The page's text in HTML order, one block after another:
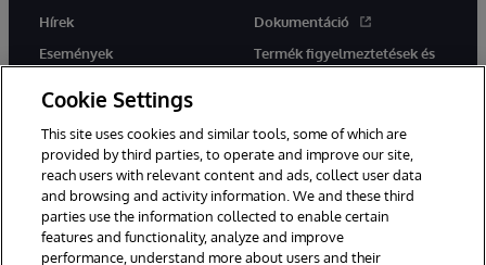
Hírek
Események
Dokumentáció
Termék figyelmeztetések és
tanácsok
Ez a weboldal gépi fordítást használ. Bármilyen fordítási konfliktus
esetén az oldal angol nyelvű változata élvez elsőbbséget.
© 1996-2026 InterSystems Corporation, Boston, MA. Minden jog
Cookie Settings
This site uses cookies and similar tools, some of which are
provided by third parties, to operate and improve our site,
reach users with relevant content and ads, collect user data
and browsing and activity information. We and these third
parties use the information collected to enable certain
features and functionality, analyze and improve
performance, understand more about users and their